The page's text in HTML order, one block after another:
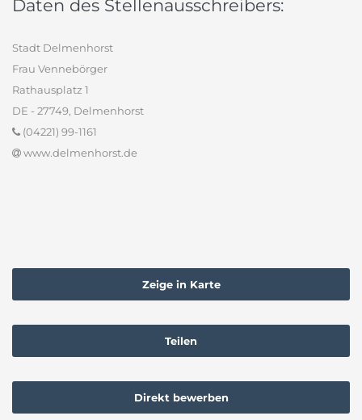
Daten des Stellenausschreibers:
Stadt Delmenhorst
Frau Vennebörger
Rathausplatz 1
DE - 27749, Delmenhorst
(04221) 99-1161
www.delmenhorst.de
Zeige in Karte
Teilen
Direkt bewerben